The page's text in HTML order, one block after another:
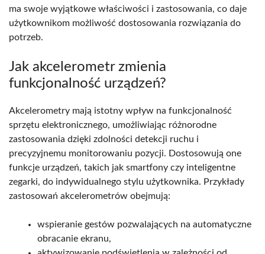
ma swoje wyjątkowe właściwości i zastosowania, co daje
użytkownikom możliwość dostosowania rozwiązania do
potrzeb.
Jak akcelerometr zmienia
funkcjonalność urządzeń?
Akcelerometry mają istotny wpływ na funkcjonalność
sprzętu elektronicznego, umożliwiając różnorodne
zastosowania dzięki zdolności detekcji ruchu i
precyzyjnemu monitorowaniu pozycji. Dostosowują one
funkcje urządzeń, takich jak smartfony czy inteligentne
zegarki, do indywidualnego stylu użytkownika. Przykłady
zastosowań akcelerometrów obejmują:
wspieranie gestów pozwalających na automatyczne
obracanie ekranu,